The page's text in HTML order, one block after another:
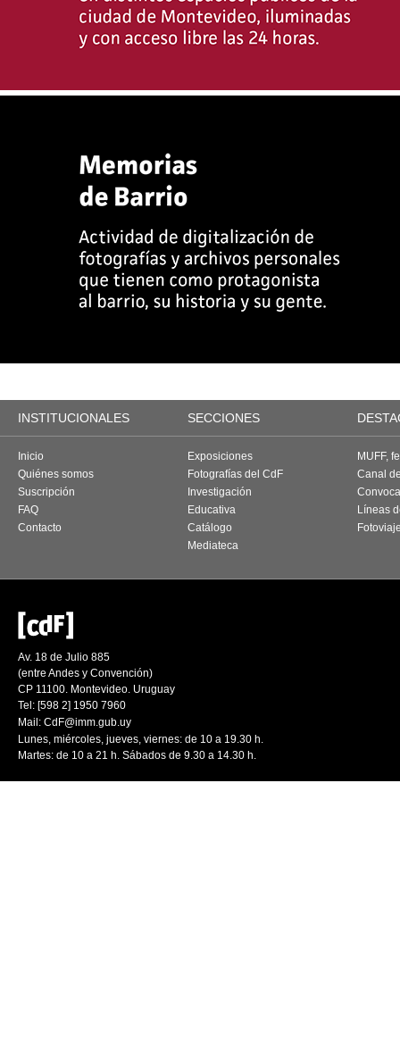
INSTITUCIONALES SECCIONES
Inicio
Quiénes somos
Suscripción
FAQ
Contacto
Exposiciones
Fotografías del CdF
Investigación
Educativa
Catálogo
Mediateca
MUFF,
Canal
Líneas
Av. 18 de Julio 885
(entre Andes y Convención)
CP 11100. Montevideo. Uruguay
Tel: [598 2] 1950 7960
Mail: CdF@imm.gub.uy
Lunes, miércoles, jueves, viernes: de 10 a 19.30 h.
Martes: de 10 a 21 h. Sábados de 9.30 a 14.30 h.